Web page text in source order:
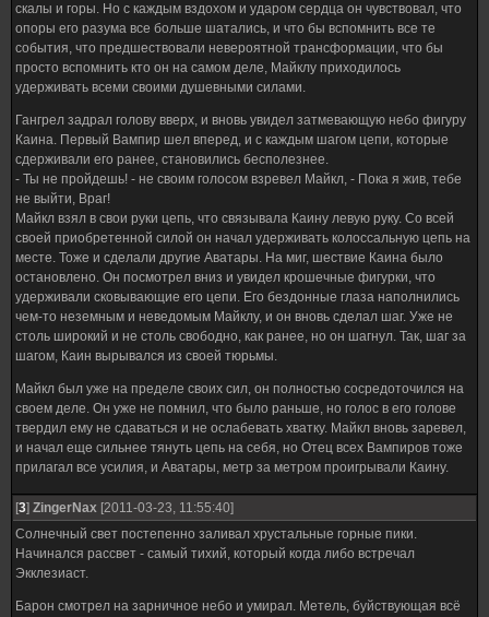
скалы и горы. Но с каждым вздохом и ударом сердца он чувствовал, что
опоры его разума все больше шатались, и что бы вспомнить все те
события, что предшествовали невероятной трансформации, что бы
просто вспомнить кто он на самом деле, Майклу приходилось
удерживать всеми своими душевными силами.
Гангрел задрал голову вверх, и вновь увидел затмевающую небо фигуру
Каина. Первый Вампир шел вперед, и с каждым шагом цепи, которые
сдерживали его ранее, становились бесполезнее.
- Ты не пройдешь! - не своим голосом взревел Майкл, - Пока я жив, тебе
не выйти, Враг!
Майкл взял в свои руки цепь, что связывала Каину левую руку. Со всей
своей приобретенной силой он начал удерживать колоссальную цепь на
месте. Тоже и сделали другие Аватары. На миг, шествие Каина было
остановлено. Он посмотрел вниз и увидел крошечные фигурки, что
удерживали сковывающие его цепи. Его бездонные глаза наполнились
чем-то неземным и неведомым Майклу, и он вновь сделал шаг. Уже не
столь широкий и не столь свободно, как ранее, но он шагнул. Так, шаг за
шагом, Каин вырывался из своей тюрьмы.
Майкл был уже на пределе своих сил, он полностью сосредоточился на
своем деле. Он уже не помнил, что было раньше, но голос в его голове
твердил ему не сдаваться и не ослабевать хватку. Майкл вновь заревел,
и начал еще сильнее тянуть цепь на себя, но Отец всех Вампиров тоже
прилагал все усилия, и Аватары, метр за метром проигрывали Каину.
[3] ZingerNax [2011-03-23, 11:55:40]
Солнечный свет постепенно заливал хрустальные горные пики.
Начинался рассвет - самый тихий, который когда либо встречал
Экклезиаст.
Барон смотрел на зарничное небо и умирал. Метель, буйствующая всё